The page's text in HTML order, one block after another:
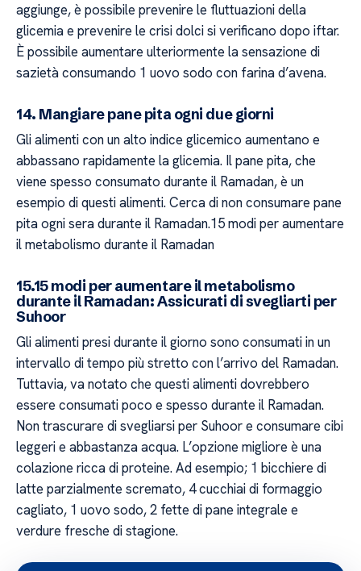
aggiunge, è possibile prevenire le fluttuazioni della
glicemia e prevenire le crisi dolci si verificano dopo iftar.
È possibile aumentare ulteriormente la sensazione di
sazietà consumando 1 uovo sodo con farina d’avena.
14. Mangiare pane pita ogni due giorni
Gli alimenti con un alto indice glicemico aumentano e
abbassano rapidamente la glicemia. Il pane pita, che
viene spesso consumato durante il Ramadan, è un
esempio di questi alimenti. Cerca di non consumare pane
pita ogni sera durante il Ramadan.15 modi per aumentare
il metabolismo durante il Ramadan
15.15 modi per aumentare il metabolismo
durante il Ramadan: Assicurati di svegliarti per
Suhoor
Gli alimenti presi durante il giorno sono consumati in un
intervallo di tempo più stretto con l’arrivo del Ramadan.
Tuttavia, va notato che questi alimenti dovrebbero
essere consumati poco e spesso durante il Ramadan.
Non trascurare di svegliarsi per Suhoor e consumare cibi
leggeri e abbastanza acqua. L’opzione migliore è una
colazione ricca di proteine. Ad esempio; 1 bicchiere di
latte parzialmente scremato, 4 cucchiai di formaggio
cagliato, 1 uovo sodo, 2 fette di pane integrale e
verdure fresche di stagione.